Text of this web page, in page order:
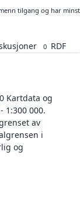
tilgang og har
0 RDF
Kartdata og
1:300 000.
av
i
og